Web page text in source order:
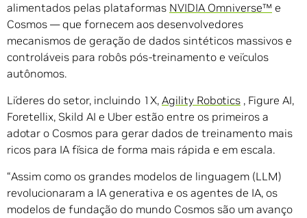
alimentados pelas plataformas NVIDIA Omniverse™ e
Cosmos — que fornecem aos desenvolvedores
mecanismos de geração de dados sintéticos massivos e
controláveis ​​para robôs pós-treinamento e veículos
autônomos.
Líderes do setor, incluindo 1X, Agility Robotics , Figure AI,
Foretellix, Skild AI e Uber estão entre os primeiros a
adotar o Cosmos para gerar dados de treinamento mais
ricos para IA física de forma mais rápida e em escala.
“Assim como os grandes modelos de linguagem (LLM)
revolucionaram a IA generativa e os agentes de IA, os
modelos de fundação do mundo Cosmos são um avanço